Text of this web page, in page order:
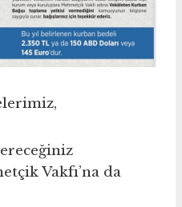
Vakfı’na da